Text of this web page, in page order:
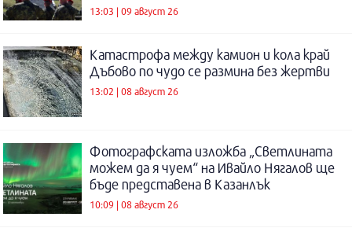
13:03 | 09 август 26
Катастрофа между камион и кола край
Дъбово по чудо се размина без жертви
13:02 | 08 август 26
Фотографската изложба „Светлината
можем да я чуем“ на Ивайло Нягалов ще
бъде представена в Казанлък
10:09 | 08 август 26